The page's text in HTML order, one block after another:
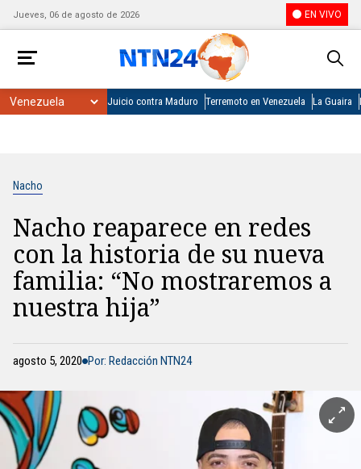
Jueves, 06 de agosto de 2026 EN VIVO
Juicio contra Maduro Terremoto en Venezuela La Guaira
Nacho
Nacho reaparece en redes
con la historia de su nueva
familia: “No mostraremos a
nuestra hija”
agosto 5, 2020 Por: Redacción NTN24